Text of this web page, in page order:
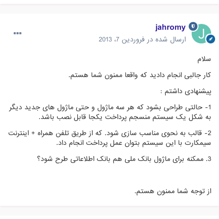
jahromy
ارسال شده در فروردین 7، 2013
سلام
کار جالبی انجام دادید که واقعا ممنون شما هستم.
پیشنهادی داشتم :
1- حالتی طراحی بشود که هر سه ماژول و حتی ماژول های جدید دیگر
به شکل یک سیستم منسجم پرداخت یکجا قابل نصب باشد.
2- قالب به نحوی مناسب سازی شود. که از طریق تلفن همراه + اینترنت
سیمکارت با این سیستم بتوان عمل پرداخت انجام داد.
3. ممکنه برای ماژول بانک ملی هم بانک اطلاعاتی طرح شود؟
از توجه شما ممنون هستم.